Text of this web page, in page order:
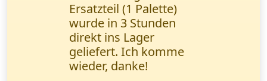
Geschäftsunterlagen
wurden in einem
halben Tag direkt
übergeben. Ich
empfehle sie jedem!